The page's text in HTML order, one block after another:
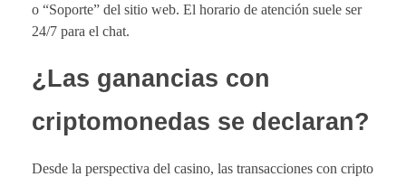
o “Soporte” del sitio web. El horario de atención suele ser
24/7 para el chat.
¿Las ganancias con
criptomonedas se declaran?
Desde la perspectiva del casino, las transacciones con cripto